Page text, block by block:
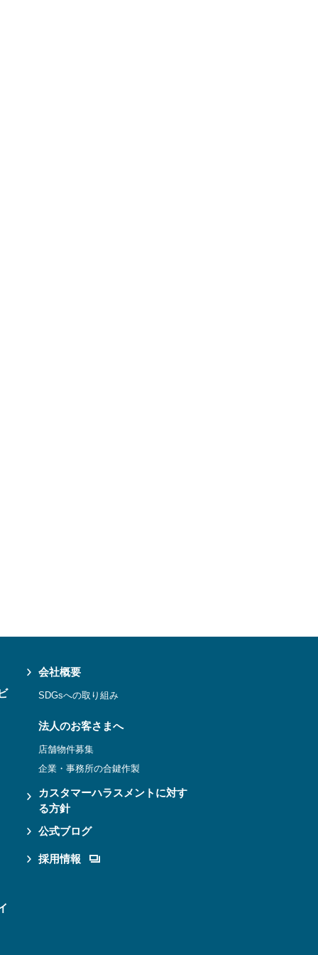
会社概要
SDGsへの取り組み
法人のお客さまへ
店舗物件募集
企業・事務所の合鍵作製
カスタマーハラスメントに対す
る方針
公式ブログ
採用情報